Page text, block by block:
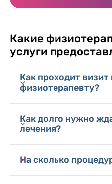
Какие
услуги
Как проходит визит
физиотерапевту?
Как долго нужно
лечения?
На сколько